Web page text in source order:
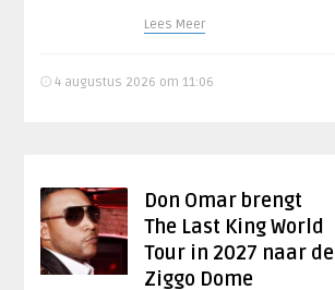
Lees Meer
4 augustus 2026 om 11:06
Don Omar brengt
The Last King World
Tour in 2027 naar de
Ziggo Dome